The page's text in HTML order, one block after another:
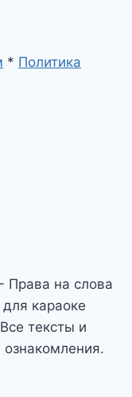
* Политика
Права на слова
караоке
тексты и